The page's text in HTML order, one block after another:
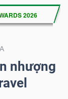
nhượng